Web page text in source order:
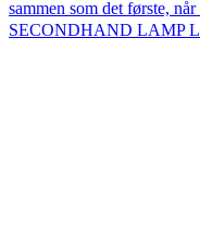
SECONDHAND LAMP